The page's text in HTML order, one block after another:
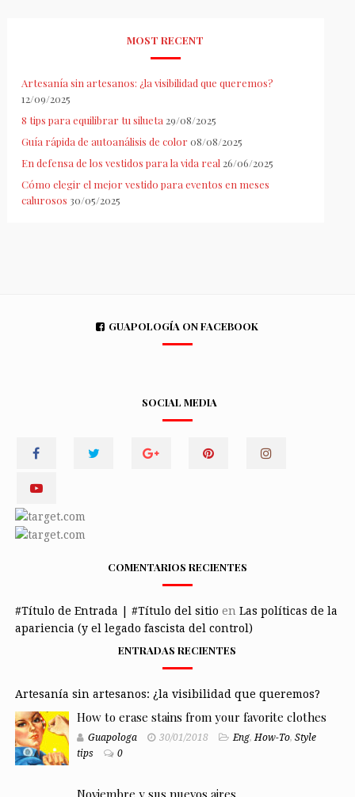
MOST RECENT
Artesanía sin artesanos: ¿la visibilidad que queremos?
12/09/2025
8 tips para equilibrar tu silueta 29/08/2025
Guía rápida de autoanálisis de color 08/08/2025
En defensa de los vestidos para la vida real 26/06/2025
Cómo elegir el mejor vestido para eventos en meses
calurosos 30/05/2025
GUAPOLOGÍA ON FACEBOOK
SOCIAL MEDIA
COMENTARIOS RECIENTES
#Título de Entrada | #Título del sitio en Las políticas de la
apariencia (y el legado fascista del control)
ENTRADAS RECIENTES
Artesanía sin artesanos: ¿la visibilidad que queremos?
How to erase stains from your favorite clothes
Guapologa 30/01/2018 Eng,How-To, Style
tips
0